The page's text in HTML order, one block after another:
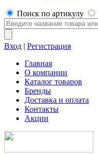
Поиск по артикулу
Вход | Регистрация
Главная
О компании
Каталог товаров
Бренды
Доставка и оплата
Контакты
Акции